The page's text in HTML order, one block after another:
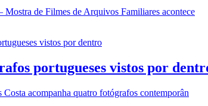
de Filmes de Arquivos Familiares acontece
portugueses vistos por
acompanha quatro fotógrafos contemporân